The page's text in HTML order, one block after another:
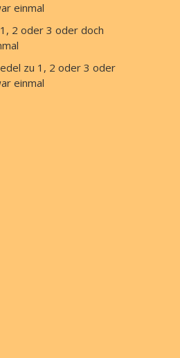
einmal
1, 2 oder 3 oder doch
zu 1, 2 oder 3 oder
einmal